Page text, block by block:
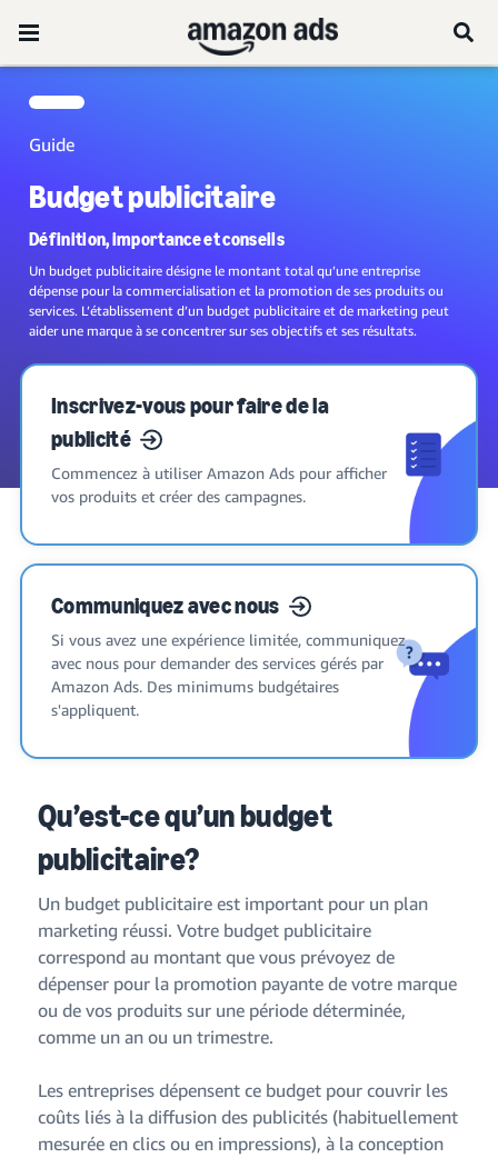
Guide
Budget publicitaire
Définition, importance et conseils
Un budget publicitaire désigne le montant total qu’une entreprise
dépense pour la commercialisation et la promotion de ses produits ou
services. L’établissement d’un budget publicitaire et de marketing peut
aider une marque à se concentrer sur ses objectifs et ses résultats.
Inscrivez-vous pour faire de la
publicité
Commencez à utiliser Amazon Ads pour afficher
vos produits et créer des campagnes.
Communiquez avec nous
Si vous avez une expérience limitée, communiquez
avec nous pour demander des services gérés par
Amazon Ads. Des minimums budgétaires
s'appliquent.
Qu’est-ce qu’un budget
publicitaire?
Un budget publicitaire est important pour un plan
marketing réussi. Votre budget publicitaire
correspond au montant que vous prévoyez de
dépenser pour la promotion payante de votre marque
ou de vos produits sur une période déterminée,
comme un an ou un trimestre.
Les entreprises dépensent ce budget pour couvrir les
coûts liés à la diffusion des publicités (habituellement
mesurée en clics ou en impressions), à la conception